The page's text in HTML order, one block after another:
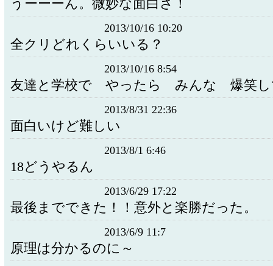
うーーーん。微妙な面白さ！
2013/10/16 10:20
全クリどれくらいいる？
2013/10/16 8:54
友達と学校で やったら みんな 爆笑し
2013/8/31 22:36
面白いけど難しい
2013/8/1 6:46
18どうやるん
2013/6/29 17:22
最後までできた！！意外と楽勝だった。
2013/6/9 11:7
原理は分かるのに～